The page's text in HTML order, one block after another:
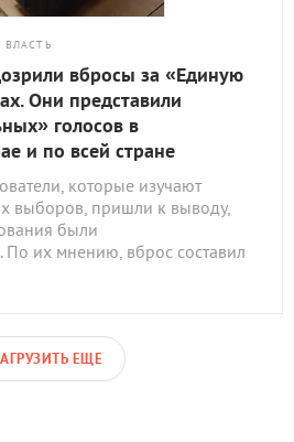
ВЛАСТЬ
вбросы за «Единую
Они представили
голосов в
и по всей стране
которые изучают
выборов, пришли к выводу,
были
их мнению, вброс составил
ЕЩЕ